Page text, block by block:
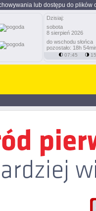
lub dostępu do plików
Dzisiaj:
sobota
8 sierpień 2026
do wschodu słońca
pozostało: 18h
07:45